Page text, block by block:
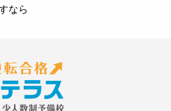
なら